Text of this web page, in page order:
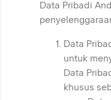
Data Pribadi
Data
untuk
Data
khusus